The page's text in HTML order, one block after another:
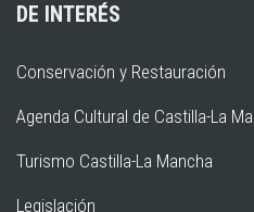
DE INTERÉS
Conservación y Restauración
Agenda Cultural de Castilla-La
Turismo Castilla-La Mancha
Legislación